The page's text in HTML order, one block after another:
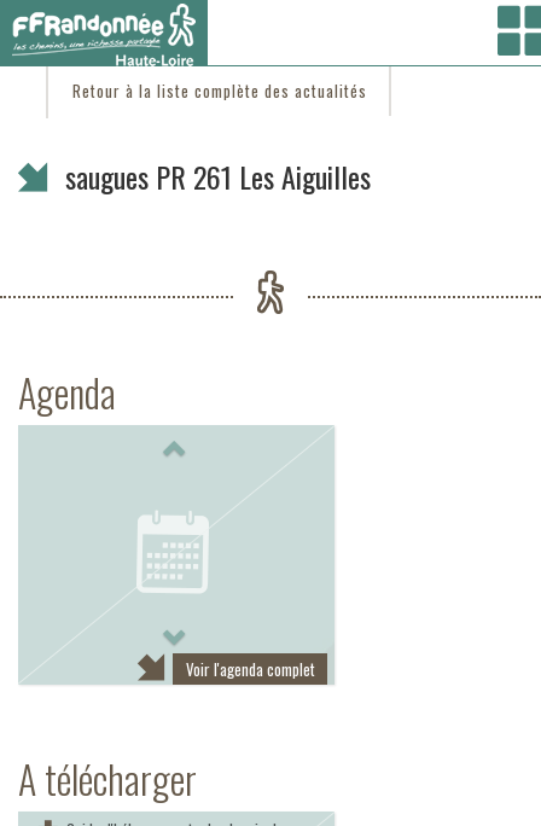
Vous êtes ici :Accueil/C'est d'actu
Retour à la liste complète des actualités
saugues PR 261 Les Aiguilles
Agenda
Voir l'agenda complet
A télécharger